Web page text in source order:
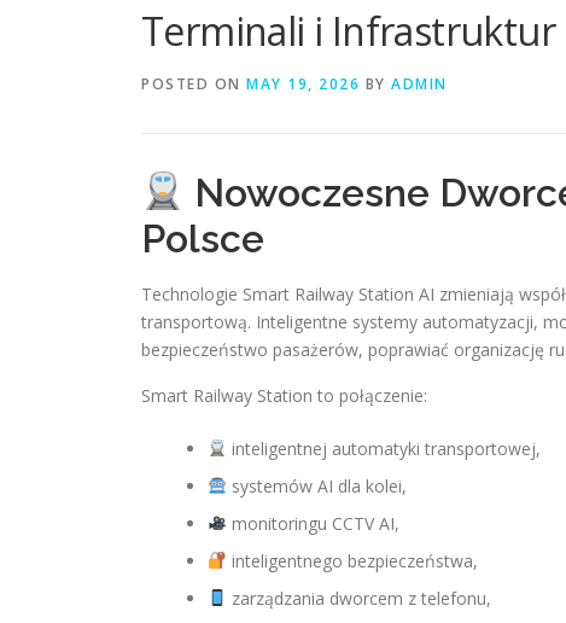
Terminali i Infrastruktur
POSTED ON MAY 19, 2026 BY ADMIN
Nowoczesne
Polsce
Technologie Smart Railway Station AI zmieniają
transportową. Inteligentne systemy automatyzacji,
bezpieczeństwo pasażerów, poprawiać organizację
Smart Railway Station to połączenie:
inteligentnej automatyki transportowej,
systemów AI dla kolei,
monitoringu CCTV AI,
inteligentnego bezpieczeństwa,
zarządzania dworcem z telefonu,